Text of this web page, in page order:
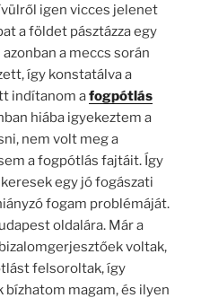
igen vicces jelenet
a földet pásztázza egy
a meccs során
így konstatálva a
indítanom afogpótlás
hiába igyekeztem a
nem volt meg a
a fogpótlás fajtáit. Így
egy jó fogászati
fogam problémáját.
oldalára. Már a
voltak,
felsoroltak, így
magam, és ilyen